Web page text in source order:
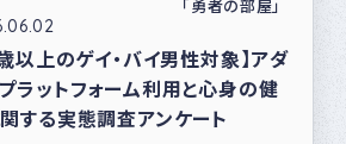
「勇者の部屋」
以上のゲイ・バイ男性対象】アダ
ラットフォーム利用と心身の健
する実態調査アンケート